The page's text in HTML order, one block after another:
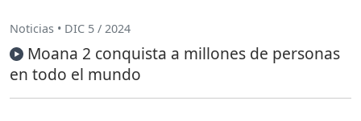
Noticias • DIC 5 / 2024
Moana 2 conquista a millones de personas
en todo el mundo